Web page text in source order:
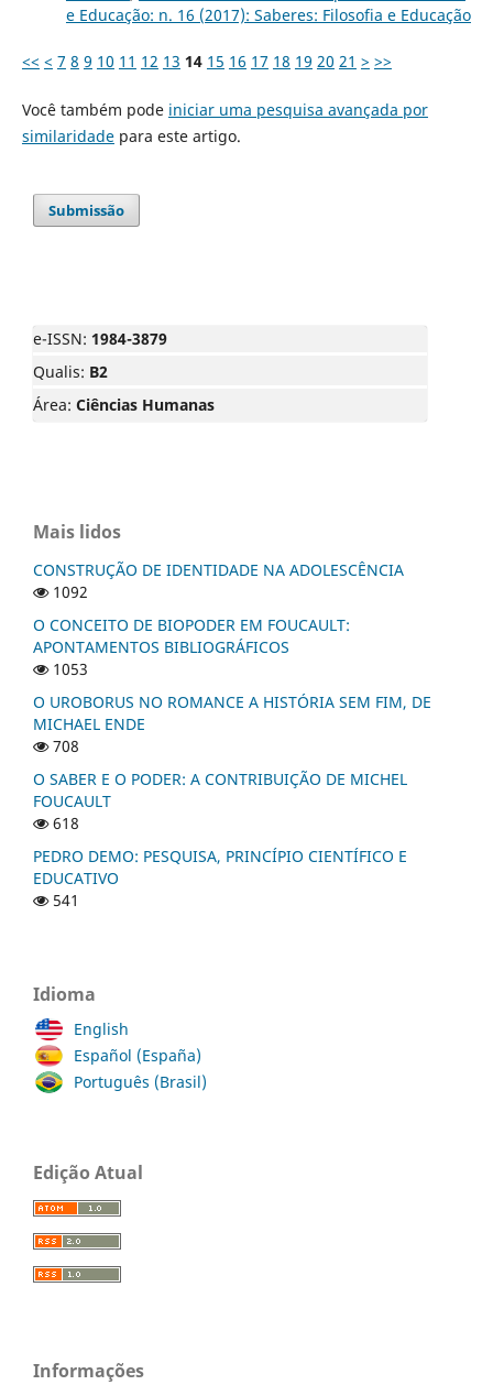
e Educação: n. 16 (2017): Saberes: Filosofia e Educação
<< < 7 8 9 10 11 12 13 14 15 16 17 18 19 20 21 > >>
Você também pode iniciar uma pesquisa avançada por
similaridadepara este artigo.
Submissão
e-ISSN: 1984-3879
Qualis: B2
Área: Ciências Humanas
Mais lidos
CONSTRUÇÃO DE IDENTIDADE NA ADOLESCÊNCIA
1092
O CONCEITO DE BIOPODER EM FOUCAULT:
APONTAMENTOS BIBLIOGRÁFICOS
1053
O UROBORUS NO ROMANCE A HISTÓRIA SEM FIM, DE
MICHAEL ENDE
708
O SABER E O PODER: A CONTRIBUIÇÃO DE MICHEL
FOUCAULT
618
PEDRO DEMO: PESQUISA, PRINCÍPIO CIENTÍFICO E
EDUCATIVO
541
Idioma
English
Español (España)
Português (Brasil)
Edição Atual
Informações